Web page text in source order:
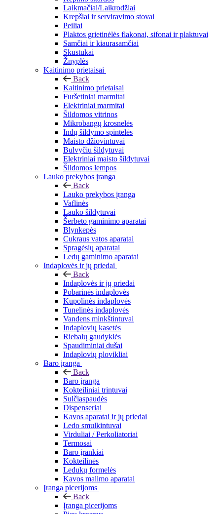
Laikmačiai/Laikrodžiai
Krepšiai ir serviravimo stovai
Peiliai
Plaktos grietinėlės flakonai, sifonai ir plaktuvai
Samčiai ir kiaurasamčiai
Skustukai
Žnyplės
Kaitinimo prietaisai
Back
Kaitinimo prietaisai
Furšetiniai marmitai
Elektriniai marmitai
Šildomos vitrinos
Mikrobangų krosnelės
Indų šildymo spintelės
Maisto džiovintuvai
Bulvyčiu šildytuvai
Elektriniai maisto šildytuvai
Šildomos lempos
Lauko prekybos įranga
Back
Lauko prekybos įranga
Vaflinės
Lauko šildytuvai
Šerbeto gaminimo aparatai
Blynkepės
Cukraus vatos aparatai
Spragėsių aparatai
Ledų gaminimo aparatai
Indaplovės ir jų priedai
Back
Indaplovės ir jų priedai
Pobarinės indaplovės
Kupolinės indaplovės
Tunelinės indaplovės
Vandens minkštintuvai
Indaplovių kasetės
Riebalų gaudyklės
Spaudiminiai dušai
Indaplovių plovikliai
Baro įranga
Back
Baro įranga
Kokteiliniai trintuvai
Sulčiaspaudės
Dispenseriai
Kavos aparatai ir jų priedai
Ledo smulkintuvai
Virduliai / Perkoliatoriai
Termosai
Baro įrankiai
Kokteilinės
Ledukų formelės
Kavos malimo aparatai
Įranga picerijoms
Back
Įranga picerijoms